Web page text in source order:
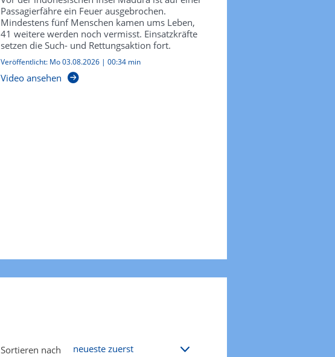
Passagierfähre ein Feuer ausgebrochen.
Mindestens fünf Menschen kamen ums Leben,
41 weitere werden noch vermisst. Einsatzkräfte
setzen die Such- und Rettungsaktion fort.
Veröffentlicht: Mo 03.08.2026 | 00:34 min
Video ansehen
Sortieren nach